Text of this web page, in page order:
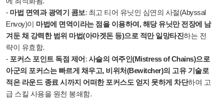
- 마법 면역과 광역기 콤보: 최고 티어 유닛인 심연의 사절(Abyssal
Envoy)이 마법에 면역이라는 점을 이용하여, 해당 유닛만 전장에 남
겨둔 채 강력한 범위 마법(아마겟돈 등)으로 적만 일망타진하는 전
략이 유효함.
- 포커스 포인트 독점 제어: 사슬의 여주인(Mistress of Chains)으로
아군의 포커스는 빠르게 채우고, 비위처(Bewitcher)의 고유 기술로
적은 라운드 종료 시까지 어떠한 포커스도 얻지 못하게 차단하여 고
급 스킬 사용을 원천 봉쇄함.